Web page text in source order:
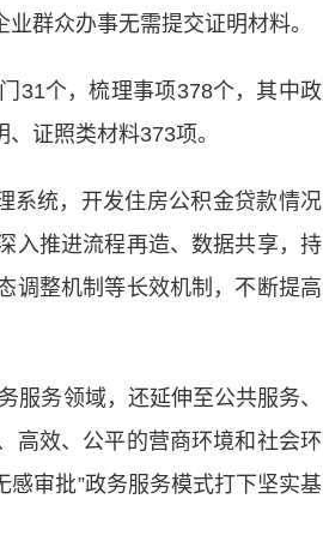
群众办事无需提交证明材料。
个，梳理事项378个，其中政
证照类材料373项。
统，开发住房公积金贷款情况
入推进流程再造、数据共享，持
调整机制等长效机制，不断提高
务领域，还延伸至公共服务、
高效、公平的营商环境和社会环
感审批”政务服务模式打下坚实基